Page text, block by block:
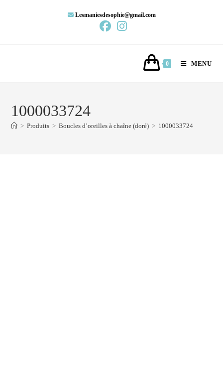
Lesmaniesdesophie@gmail.com
0 MENU
1000033724
> Produits > Boucles d’oreilles à chaîne (doré) > 1000033724